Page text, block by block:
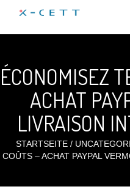
ÉCONOMISEZ
ACHAT
LIVRAISON
STARTSEITE/
COÛTS – ACHAT PAYPAL